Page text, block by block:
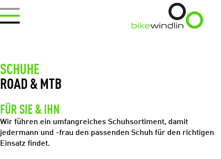
SCHUHE
ROAD & MTB
FÜR SIE & IHN
Wir führen ein umfangreiches Schuhsortiment, damit
jedermann und -frau den passenden Schuh für den richtigen
Einsatz findet.